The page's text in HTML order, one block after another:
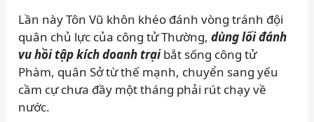
Lần này Tôn Vũ khôn khéo đánh vòng tránh đội
quân chủ lực của công tử Thường,dùng lối đánh
vu hồi tập kích doanh trạibắt sống công tử
Phàm, quân Sở từ thế mạnh, chuyển sang yếu
cầm cự chưa đầy một tháng phải rút chạy về
nước.